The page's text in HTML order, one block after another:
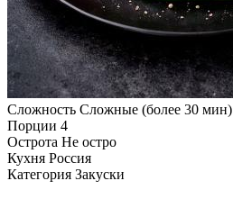
Сложность Сложные (более 30 мин)
Порции 4
Острота Не остро
Кухня Россия
Категория Закуски